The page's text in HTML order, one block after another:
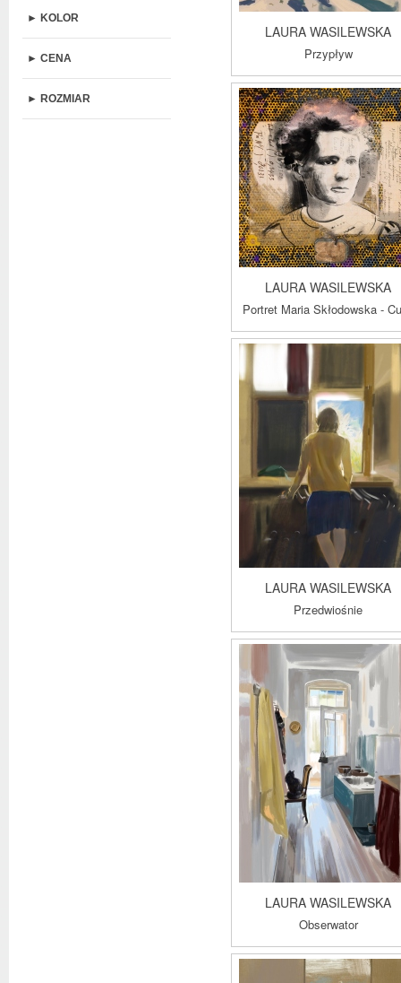
► KOLOR
► CENA
► ROZMIAR
LAURA WASILEWSKA
Przypływ
LAURA WASILEWSKA
Portret Maria Skłodowska -
LAURA WASILEWSKA
Przedwiośnie
LAURA WASILEWSKA
Obserwator